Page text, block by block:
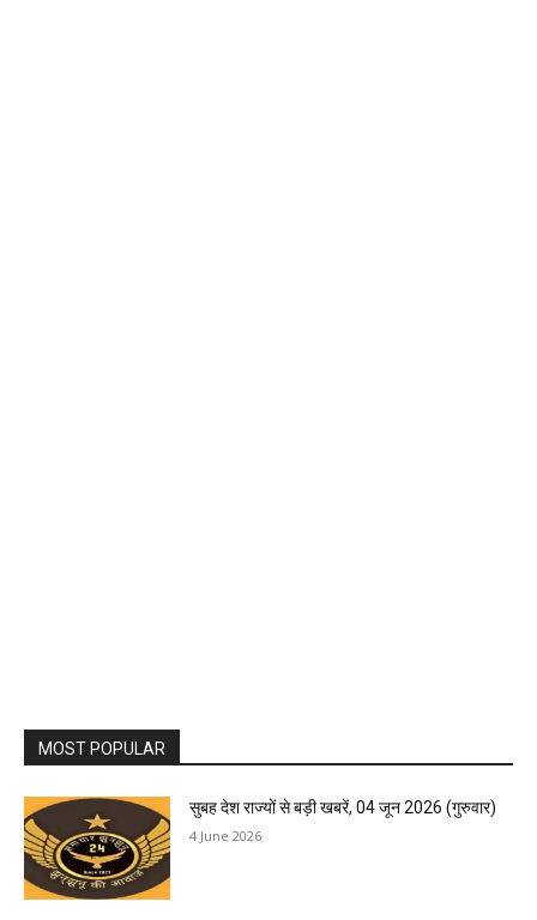
MOST POPULAR
सुबह देश राज्यों से बड़ी खबरें, 04 जून 2026 (गुरुवार)
4 June 2026